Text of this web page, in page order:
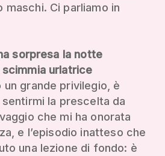
maschi. Ci parliamo in
sorpresa la notte
urlatrice
un grande privilegio, è
la prescelta da
che mi ha onorata
e l’episodio inatteso che
una lezione di fondo: è